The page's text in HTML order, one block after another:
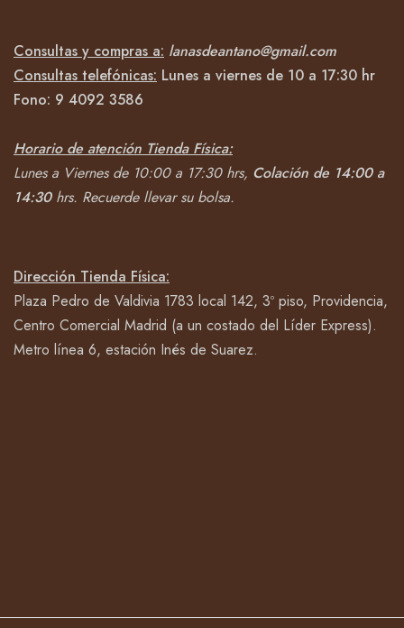
Consultas y compras a: lanasdeantano@gmail.com
Consultas telefónicas: Lunes a viernes de 10 a 17:30 hr
Fono: 9 4092 3586
Horario de atención Tienda Física:
Lunes a Viernes de 10:00 a 17:30 hrs, Colación de 14:00 a
14:30hrs. Recuerde llevar su bolsa.
Dirección Tienda Física:
Plaza Pedro de Valdivia 1783 local 142, 3º piso, Providencia,
Centro Comercial Madrid (a un costado del Líder Express).
Metro línea 6, estación Inés de Suarez.